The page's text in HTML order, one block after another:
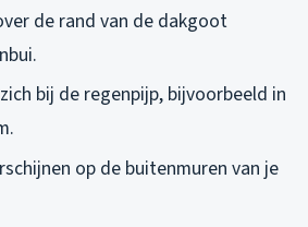
de rand van de dakgoot
bij de regenpijp, bijvoorbeeld in
op de buitenmuren van je